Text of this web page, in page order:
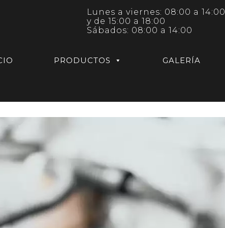
Lunes a viernes: 08:00 a 14:00
y de 15:00 a 18:00
Sábados: 08:00 a 14:00
PRODUCTOS GALERÍA